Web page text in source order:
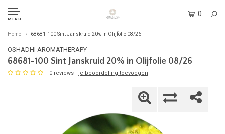
MENU
0
Home 68681-100 Sint Janskruid 20% in Olijfolie 08/26
OSHADHI AROMATHERAPY
68681-100 Sint Janskruid 20% in Olijfolie 08/26
0 reviews - je beoordeling toevoegen